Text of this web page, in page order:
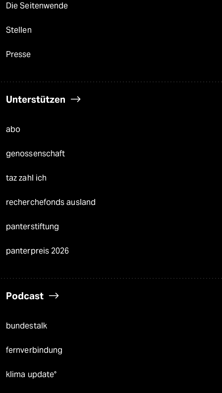
Die Seitenwende
Stellen
Presse
Unterstützen
abo
genossenschaft
taz zahl ich
recherchefonds ausland
panterstiftung
panterpreis 2026
Podcast
bundestalk
fernverbindung
klima update°